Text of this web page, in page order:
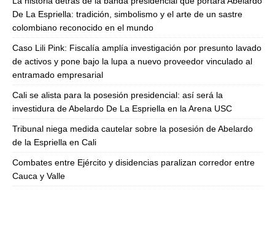
De La Espriella: tradición, simbolismo y el arte de un sastre
colombiano reconocido en el mundo
Caso Lili Pink: Fiscalía amplía investigación por presunto lavado
de activos y pone bajo la lupa a nuevo proveedor vinculado al
entramado empresarial
Cali se alista para la posesión presidencial: así será la
investidura de Abelardo De La Espriella en la Arena USC
Tribunal niega medida cautelar sobre la posesión de Abelardo
de la Espriella en Cali
Combates entre Ejército y disidencias paralizan corredor entre
Cauca y Valle